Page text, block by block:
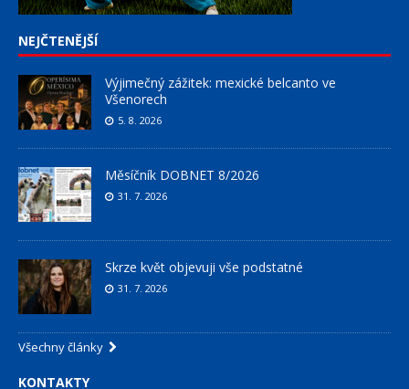
NEJČTENĚJŠÍ
Výjimečný zážitek: mexické belcanto ve
Všenorech
5. 8. 2026
Měsíčník DOBNET 8/2026
31. 7. 2026
Skrze květ objevuji vše podstatné
31. 7. 2026
Všechny články
KONTAKTY